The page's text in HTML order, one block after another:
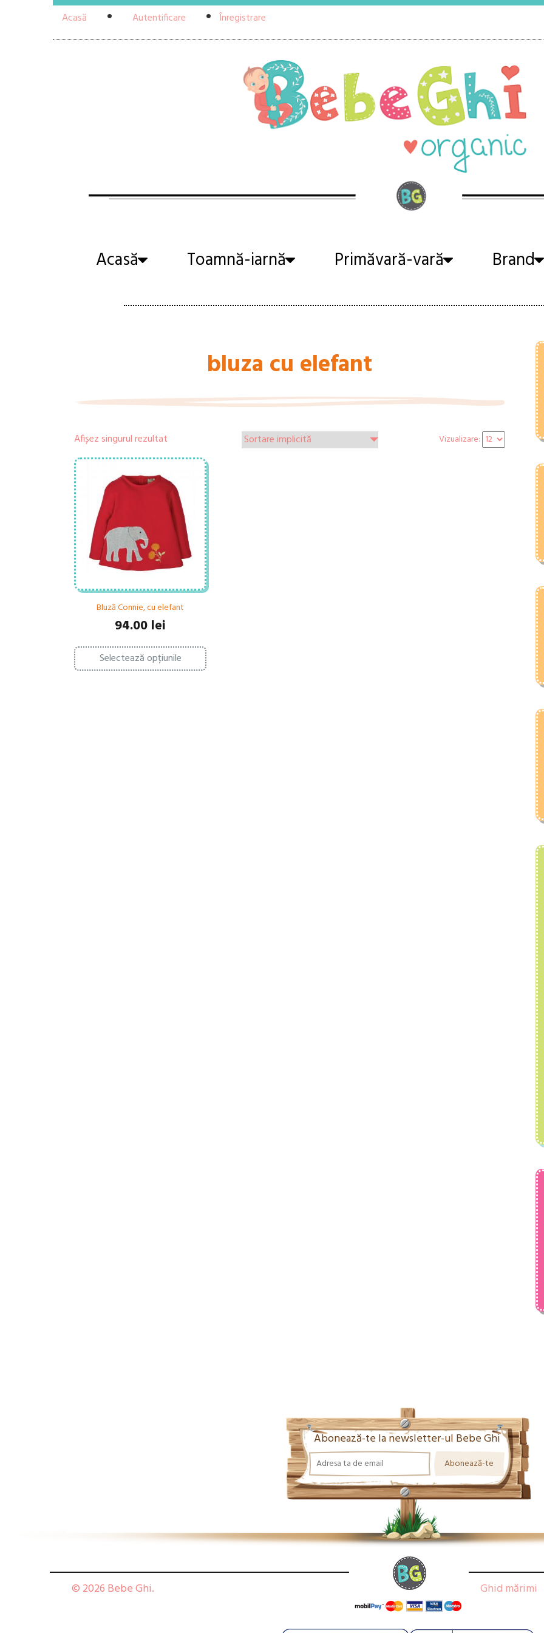
Acasă Autentificare Înregistrare
Acasă Toamnă-iarnă Primăvară-vară Brand
bluza cu elefant
Afișez singurul rezultat Vizualizare:
Bluză Connie, cu elefant
94.00 lei
Selectează opțiunile
produs
are
Abonează-te la newsletter-ul Bebe Ghi
© 2026 Bebe Ghi. Ghid mărimi